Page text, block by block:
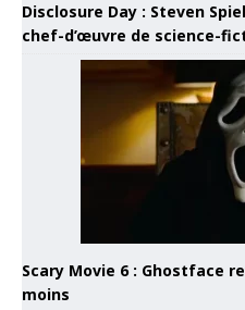
Disclosure Day : Steven
chef-d’œuvre de science-
Scary Movie 6 : Ghostface
moins